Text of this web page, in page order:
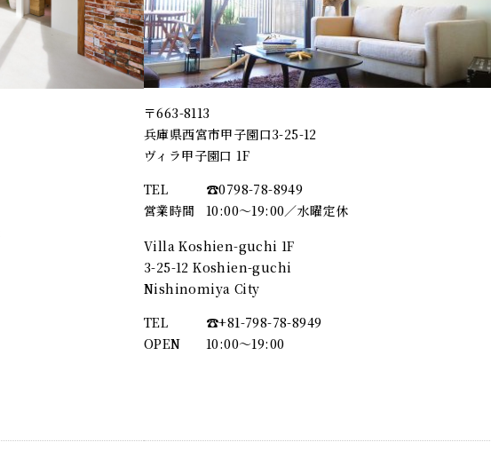
〒663-8113
兵庫県西宮市甲子園口3-25-12
ヴィラ甲子園口 1F
TEL
☎︎0798-78-8949
営業時間
10:00～19:00／水曜定休
Villa Koshien-guchi 1F
3-25-12 Koshien-guchi
Nishinomiya City
TEL
☎︎+81-798-78-8949
OPEN
10:00〜19:00